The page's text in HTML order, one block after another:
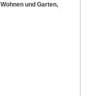
und Garten,